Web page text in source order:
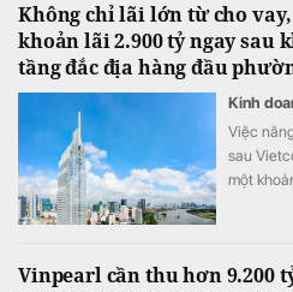
Không chỉ lãi lớn từ cho
khoản lãi 2.900 tỷ ngay sau
tầng đắc địa hàng đầu
Kinh
Việc
sau
một
Vinpearl cần thu hơn 9.200